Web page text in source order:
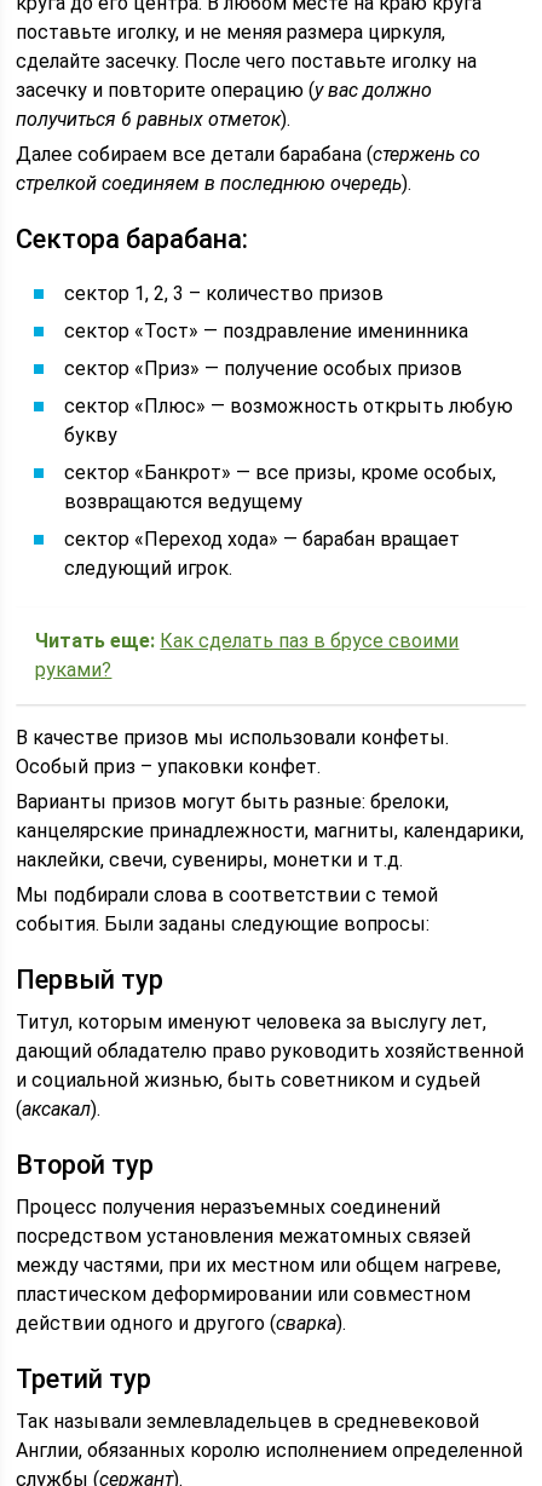
поставьте иголку, и не меняя размера циркуля,
сделайте засечку. После чего поставьте иголку на
засечку и повторите операцию (у вас должно
получиться 6 равных отметок).
Далее собираем все детали барабана (стержень со
стрелкой соединяем в последнюю очередь).
Сектора барабана:
сектор 1, 2, 3 – количество призов
сектор «Тост» — поздравление именинника
сектор «Приз» — получение особых призов
сектор «Плюс» — возможность открыть любую
букву
сектор «Банкрот» — все призы, кроме особых,
возвращаются ведущему
сектор «Переход хода» — барабан вращает
следующий игрок.
Читать еще: Как сделать паз в брусе своими
руками?
В качестве призов мы использовали конфеты.
Особый приз – упаковки конфет.
Варианты призов могут быть разные: брелоки,
канцелярские принадлежности, магниты, календарики,
наклейки, свечи, сувениры, монетки и т.д.
Мы подбирали слова в соответствии с темой
события. Были заданы следующие вопросы:
Первый тур
Титул, которым именуют человека за выслугу лет,
дающий обладателю право руководить хозяйственной
и социальной жизнью, быть советником и судьей
(аксакал).
Второй тур
Процесс получения неразъемных соединений
посредством установления межатомных связей
между частями, при их местном или общем нагреве,
пластическом деформировании или совместном
действии одного и другого (сварка).
Третий тур
Так называли землевладельцев в средневековой
Англии, обязанных королю исполнением определенной
службы (сержант).